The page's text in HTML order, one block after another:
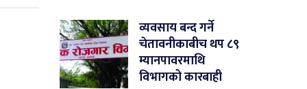
व्यवसाय बन्द गर्ने
चेतावनीकाबीच थप ८९
म्यानपावरमाथि
विभागको कारबाही